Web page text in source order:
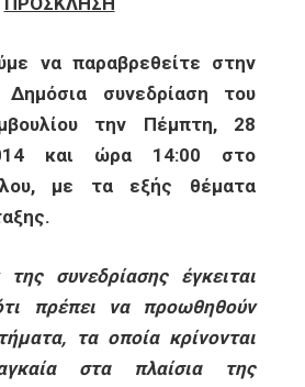
να παραβρεθείτε στην
συνεδρίαση του
την Πέμπτη, 28
και ώρα 14:00 στο
με τα εξής θέματα
συνεδρίασης έγκειται
πρέπει να προωθηθούν
τα οποία κρίνονται
στα πλαίσια της